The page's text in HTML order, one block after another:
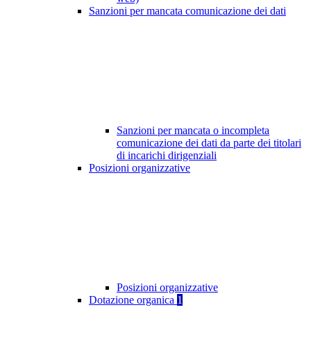
Sanzioni per mancata comunicazione dei dati
Sanzioni per mancata o incompleta
comunicazione dei dati da parte dei titolari
di incarichi dirigenziali
Posizioni organizzative
Posizioni organizzative
Dotazione organica 1